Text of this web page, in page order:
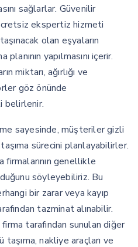
sağlarlar. Güvenilir
ekspertiz hizmeti
olan eşyaların
yapılmasını içerir.
miktarı, ağırlığı ve
göz önünde
belirlenir.
sayesinde, müşteriler gizli
sürecini planlayabilirler.
firmalarının genellikle
söyleyebiliriz. Bu
bir zarar veya kayıp
tazminat alınabilir.
firma tarafından sunulan diğer
nakliye araçları ve